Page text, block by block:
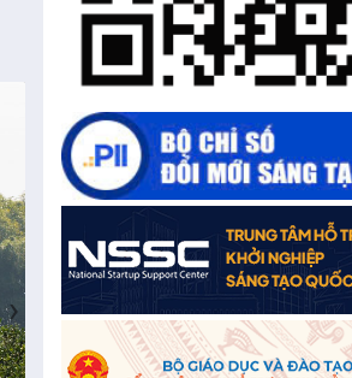
›
Chế biến sâu – Nâng cao giá trị nông
công nghệ tương lai
Quảng bá hình ảnh Đắk Lắk đến bạn
bè trong nước và quốc tế
Mời tham gia Hội chợ triển lãm
chuyên ngành Cà phê và sản phẩm
OCOP năm 2025
Kịch bản tăng trưởng kinh tế năm